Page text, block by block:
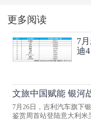
更多阅读
7
迪
文旅中国赋能 银河
7月26日，吉利汽车旗下
鉴赏周首站登陆意大利米